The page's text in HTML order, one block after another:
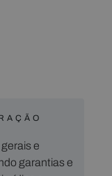
e
garantias e